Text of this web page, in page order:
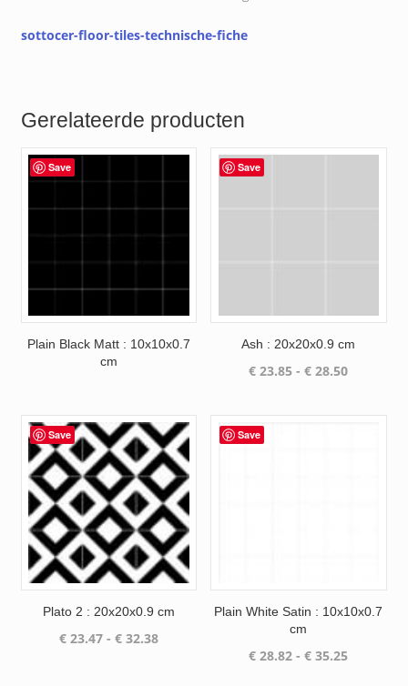
sottocer-floor-tiles-technische-fiche
Gerelateerde producten
Save
Plain Black Matt : 10x10x0.7
cm
Save
Ash : 20x20x0.9 cm
€ 23.85 - € 28.50
Save
Plato 2 : 20x20x0.9 cm
€23.47 - €32.38Prijsklasse:
Save
Plain White Satin : 10x10x0.7
cm
€ 28.82 - € 35.25